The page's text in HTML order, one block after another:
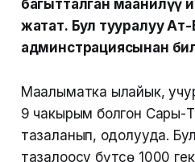
багытталган маанилүү
жатат. Бул тууралуу
админстрациясынан
Маалыматка ылайык,
9 чакырым болгон Сары-
тазаланып, оңдолууда.
тазалоосу бүтсө 1000